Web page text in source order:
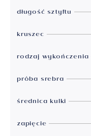
długość sztyftu
kruszec
rodzaj wykończenia
próba srebra
średnica kulki
zapięcie